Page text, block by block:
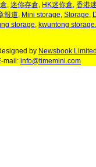
, 迷你存倉, HK迷你倉, 香港
報道, Mini storage, Storage,
storage, kwuntong storage,
by Newsbook Limited
mail: info@timemini.com